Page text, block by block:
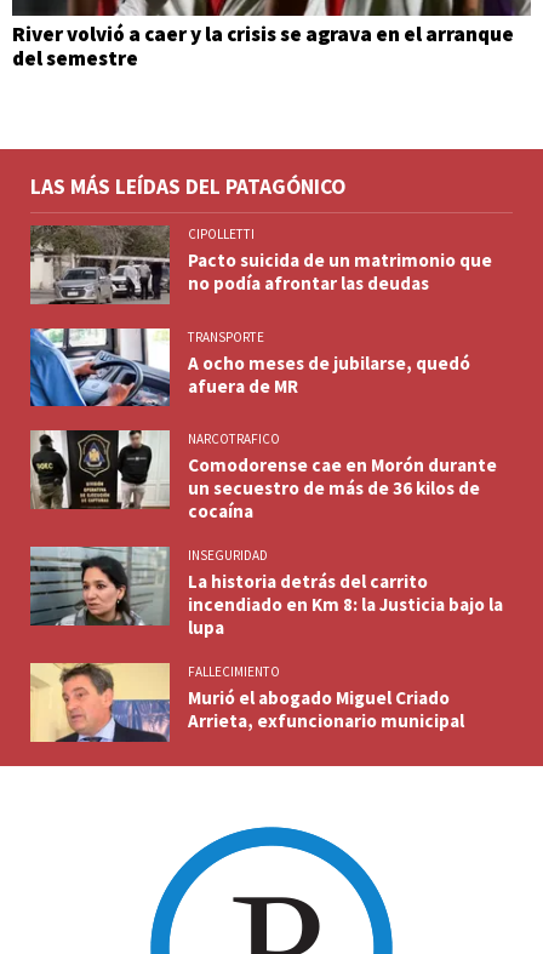
River volvió a caer y la crisis se agrava en el arranque
del semestre
LAS MÁS LEÍDAS DEL PATAGÓNICO
CIPOLLETTI
Pacto suicida de un matrimonio que
no podía afrontar las deudas
TRANSPORTE
A ocho meses de jubilarse, quedó
afuera de MR
NARCOTRAFICO
Comodorense cae en Morón durante
un secuestro de más de 36 kilos de
cocaína
INSEGURIDAD
La historia detrás del carrito
incendiado en Km 8: la Justicia bajo la
lupa
FALLECIMIENTO
Murió el abogado Miguel Criado
Arrieta, exfuncionario municipal